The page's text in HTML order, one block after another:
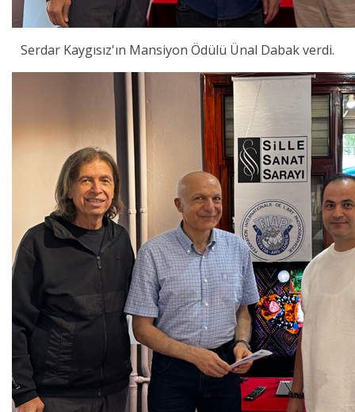
Serdar Kaygısız'ın Mansiyon Ödülü Ünal Dabak verdi.